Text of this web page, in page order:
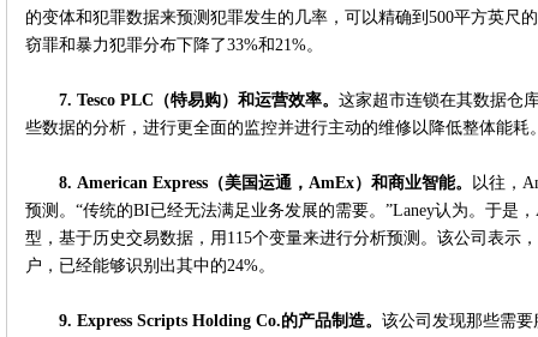
的变体和犯罪数据来预测犯罪发生的几率，可以精确到500平方英尺
窃罪和暴力犯罪分布下降了33%和21%。
7. Tesco PLC （特易购）和运营效率。 这家超市连锁在其数据仓
些数据的分析，进行更全面的监控并进行主动的维修以降低整体能耗
8. American Express （美国运通， AmEx）和商业智能。
以往，
预测。“传统的BI已经无法满足业务发展的需要。”Laney认为。于是
型，基于历史交易数据，用115个变量来进行分析预测。该公司表示
户，已经能够识别出其中的24%。
9. Express Scripts Holding Co.的产品制造。 该公司发现那些需